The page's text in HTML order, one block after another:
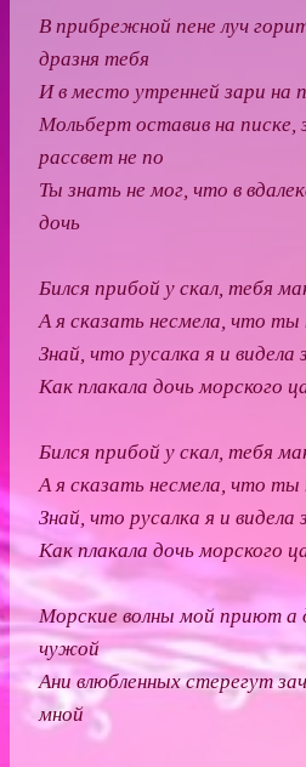
В прибрежной пене луч
дразня тебя
И в место утренней зари на
Мольберт оставив на
рассвет не по
Ты знать не мог, что в
дочь
Бился прибой у скал, тебя
А я сказать несмела, что ты
Знай, что русалка я и видела
Как плакала дочь морского
Бился прибой у скал, тебя
А я сказать несмела, что ты
Знай, что русалка я и видела
Как плакала дочь морского
Морские волны мой приют а
чужой
Ани влюбленных стерегут
мной